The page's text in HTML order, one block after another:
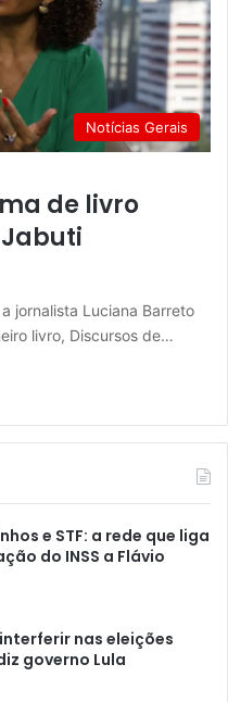
Notícias Gerais
de livro
jornalista Luciana Barreto
livro, Discursos de…
e STF: a rede que liga
do INSS a Flávio
nas eleições
governo Lula